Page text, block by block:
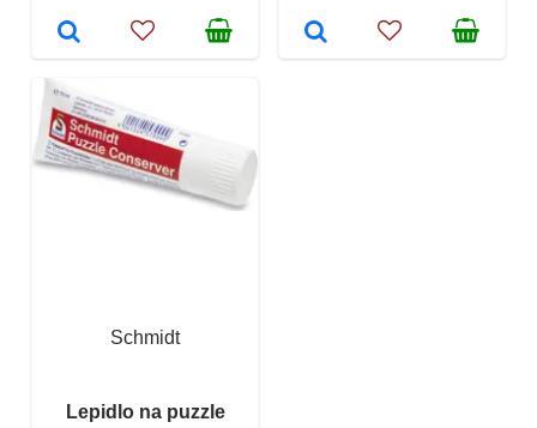
Schmidt
Lepidlo na puzzle